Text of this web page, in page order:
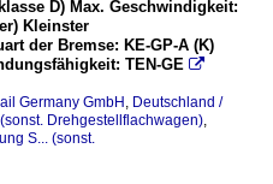
D) Max. Geschwindigkeit:
Kleinster
der Bremse: KE-GP-A (K)
TEN-GE 
Germany GmbH Deutschland /
Drehgestellflachwagen)
S... (sonst.